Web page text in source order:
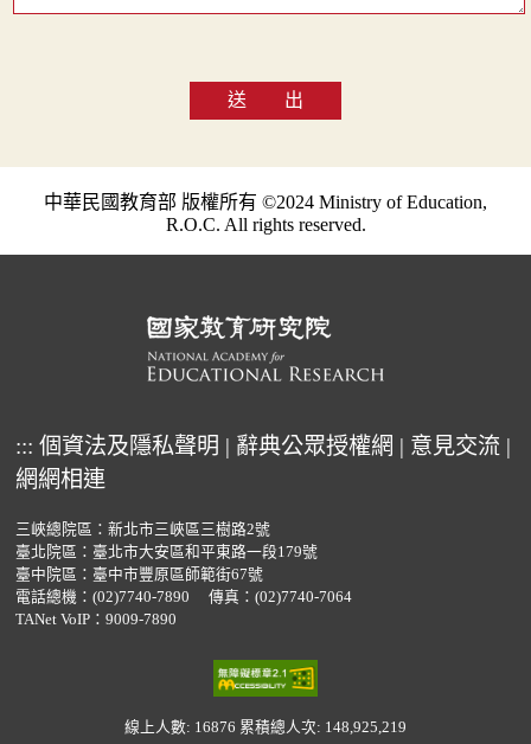
送 出
中華民國教育部 版權所有 ©2024 Ministry of Education,
R.O.C. All rights reserved.
::: 個資法及隱私聲明 | 辭典公眾授權網 | 意見交流 |
網網相連
三峽總院區：新北市三峽區三樹路2號
臺北院區：臺北市大安區和平東路一段179號
臺中院區：臺中市豐原區師範街67號
電話總機： (02)7740-7890
傳真：(02)7740-7064
TANet VoIP：9009-7890
線上人數: 16876 累積總人次: 148,925,219